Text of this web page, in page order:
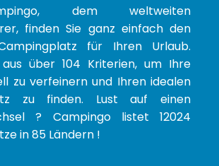
dem weltweiten
finden Sie ganz einfach den
für Ihren Urlaub.
über 104 Kriterien, um Ihre
zu verfeinern und Ihren idealen
zu finden. Lust auf einen
? Campingo listet 12024
in 85 Ländern !